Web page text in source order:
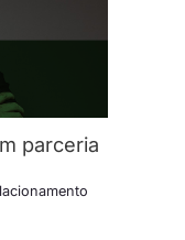
parceria